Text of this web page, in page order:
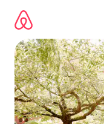
directement
contenu